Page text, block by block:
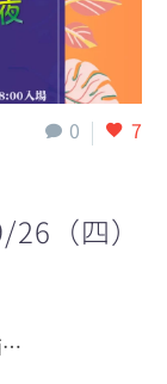
0 7
（四）
…